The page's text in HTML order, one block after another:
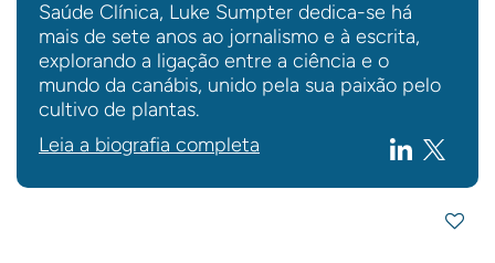
Saúde Clínica, Luke Sumpter dedica-se há
mais de sete anos ao jornalismo e à escrita,
explorando a ligação entre a ciência e o
mundo da canábis, unido pela sua paixão pelo
cultivo de plantas.
Leia a biografia completa